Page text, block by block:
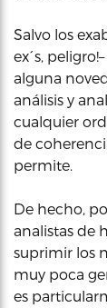
Salvo los
ex´s,
alguna
análisis y
cualquier
de
permite.
De hecho,
analistas de
suprimir los
muy poca
es